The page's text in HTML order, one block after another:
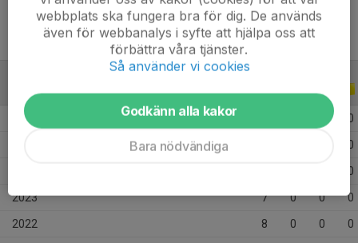
ALLA SERIER ALLA ÅR
2026 0
0
0
2023 7 0 0 0
2022 8 0 0 0
webbplats ska fungera bra för dig. De används
även för webbanalys i syfte att hjälpa oss att
förbättra våra tjänster.
Så använder vi cookies
Godkänn alla kakor
Bara nödvändiga